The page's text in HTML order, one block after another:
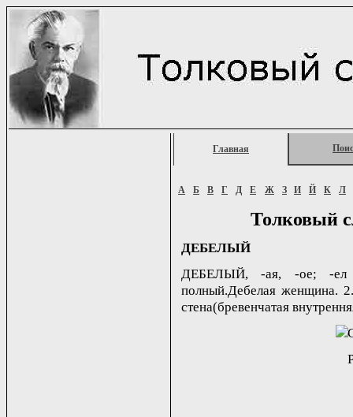
Главная
А Б В Г Д Е Ж З И Й К Л
Толковый
ДЕБЕЛЫЙ
ДЕБЕЛЫЙ, -ая, -ое; -ел
полный.Дебелая женщина.
стена(бревенчатая